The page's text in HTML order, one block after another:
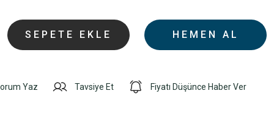
SEPETE EKLE HEMEN AL
Yaz Tavsiye Et Fiyatı Düşünce Haber Ver